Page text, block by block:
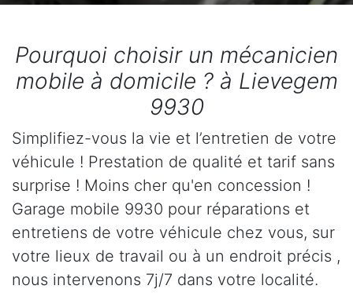
Pourquoi choisir un mécanicien
mobile à domicile ? à Lievegem
9930
Simplifiez-vous la vie et l’entretien de votre
véhicule ! Prestation de qualité et tarif sans
surprise ! Moins cher qu'en concession !
Garage mobile 9930 pour réparations et
entretiens de votre véhicule chez vous, sur
votre lieux de travail ou à un endroit précis ,
nous intervenons 7j/7 dans votre localité.